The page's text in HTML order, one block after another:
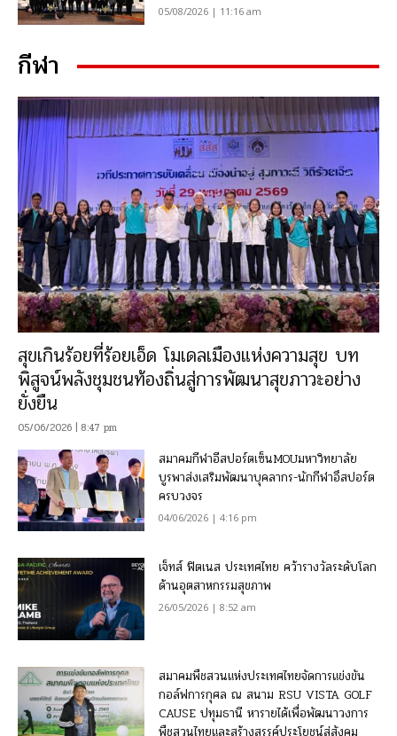
05/08/2026 | 11:16 am
กีฬา
สุขเกินร้อยที่ร้อยเอ็ด โมเดลเมืองแห่งความสุข บท
พิสูจน์พลังชุมชนท้องถิ่นสู่การพัฒนาสุขภาวะอย่าง
ยั่งยืน
05/06/2026 | 8:47 pm
สมาคมกีฬาอีสปอร์ตเซ็นMOUมหาวิทยาลัย
บูรพาส่งเสริมพัฒนาบุคลากร-นักกีฬาอึสปอร์ต
ครบวงจร
04/06/2026 | 4:16 pm
เจ็ทส์ ฟิตเนส ประเทศไทย คว้ารางวัลระดับโลก
ด้านอุตสาหกรรมสุขภาพ
26/05/2026 | 8:52 am
สมาคมพืชสวนแห่งประเทศไทยจัดการแข่งขัน
กอล์ฟการกุศล ณ สนาม RSU VISTA GOLF
CAUSE ปทุมธานี หารายได้เพื่อพัฒนาวงการ
พืชสวนไทยและสร้างสรรค์ประโยชน์สู่สังคม